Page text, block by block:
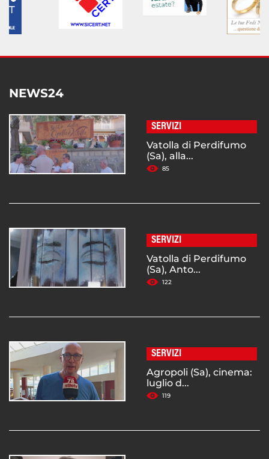
NEWS24
SERVIZI
Vatolla di Perdifumo
(Sa), alla...
85
SERVIZI
Vatolla di Perdifumo
(Sa), Anto...
122
SERVIZI
Agropoli (Sa), cinema:
luglio d...
119